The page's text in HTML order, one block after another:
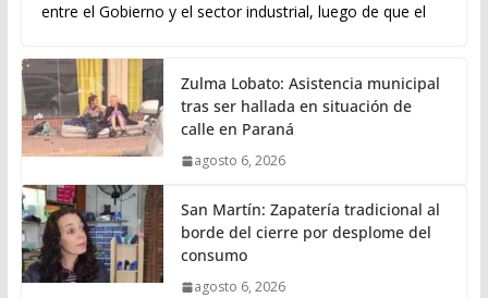
entre el Gobierno y el sector industrial, luego de que el
Zulma Lobato: Asistencia municipal
tras ser hallada en situación de
calle en Paraná
agosto 6, 2026
San Martín: Zapatería tradicional al
borde del cierre por desplome del
consumo
agosto 6, 2026